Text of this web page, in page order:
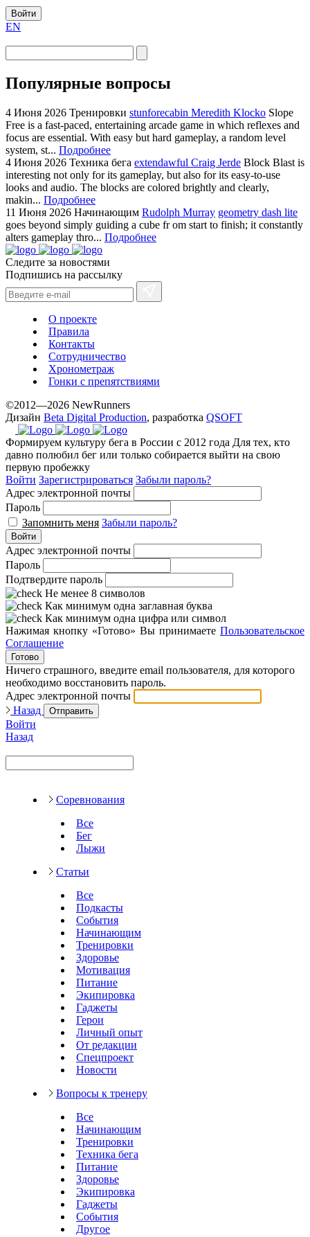
Войти
EN
Популярные вопросы
4 Июня 2026 Тренировки stunforecabin Meredith Klocko Slope
Free is a fast-paced, entertaining arcade game in which reflexes and
focus are essential. With easy but hard gameplay, a random level
system, st... Подробнее
4 Июня 2026 Техника бега extendawful Craig Jerde Block Blast is
interesting not only for its gameplay, but also for its easy-to-use
looks and audio. The blocks are colored brightly and clearly,
makin... Подробнее
11 Июня 2026 Начинающим Rudolph Murray geometry dash lite
goes beyond simply guiding a cube fr om start to finish; it constantly
alters gameplay thro... Подробнее
Следите за новостями
Подпишись на рассылку
О проекте
Правила
Контакты
Сотрудничество
Хронометраж
Гонки с препятствиями
©2012—2026 NewRunners
Дизайн Beta Digital Production, разработка QSOFT
Формируем культуру бега в России с 2012 года Для тех, кто
давно полюбил бег или только собирается выйти на свою
первую пробежку
Войти Зарегистрироваться Забыли пароль?
Адрес электронной почты
Пароль
Запомнить меня Забыли пароль?
Войти
Адрес электронной почты
Пароль
Подтвердите пароль
Не менее 8 символов
Как минимум одна заглавная буква
Как минимум одна цифра или символ
Нажимая кнопку «Готово» Вы принимаете Пользовательское
Соглашение
Готово
Ничего страшного, введите email пользователя, для которого
необходимо восстановить пароль.
Адрес электронной почты
Назад
Отправить
Войти
Назад
Соревнования
Все
Бег
Лыжи
Статьи
Все
Подкасты
События
Начинающим
Тренировки
Здоровье
Мотивация
Питание
Экипировка
Гаджеты
Герои
Личный опыт
От редакции
Спецпроект
Новости
Вопросы к тренеру
Все
Начинающим
Тренировки
Техника бега
Питание
Здоровье
Экипировка
Гаджеты
События
Другое